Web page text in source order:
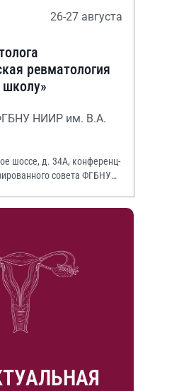
26-27 августа
ревматология
НИИР им. В.А.
шоссе, д. 34А, конференц-
совета ФГБНУ